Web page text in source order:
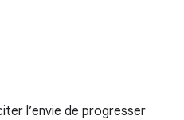
l’envie de progresser